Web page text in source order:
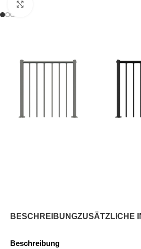
BESCHREIBUNGZUSÄTZLICHE
Beschreibung